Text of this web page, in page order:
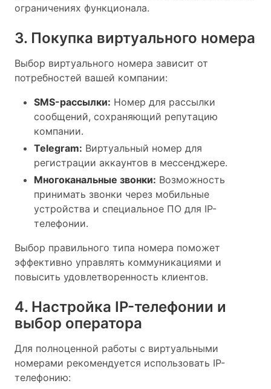
ограничениях функционала.
3. Покупка виртуального номера
Выбор виртуального номера зависит от
потребностей вашей компании:
SMS-рассылки: Номер для рассылки
сообщений, сохраняющий репутацию
компании.
Telegram: Виртуальный номер для
регистрации аккаунтов в мессенджере.
Многоканальные звонки: Возможность
принимать звонки через мобильные
устройства и специальное ПО для IP-
телефонии.
Выбор правильного типа номера поможет
эффективно управлять коммуникациями и
повысить удовлетворенность клиентов.
4. Настройка IP-телефонии и
выбор оператора
Для полноценной работы с виртуальными
номерами рекомендуется использовать IP-
телефонию: